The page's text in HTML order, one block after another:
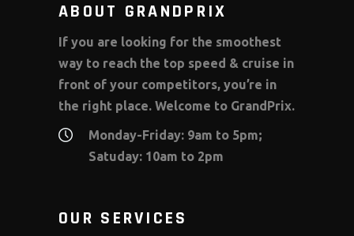
ABOUT GRANDPRIX
If you are looking for the smoothest
way to reach the top speed & cruise in
front of your competitors, you’re in
the right place. Welcome to GrandPrix.
Monday-Friday: 9am to 5pm;
Satuday: 10am to 2pm
OUR SERVICES